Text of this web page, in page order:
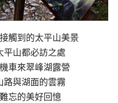
觸到的太平山美景
平山都必訪之處
車來翠峰湖露營
路與湖面的雲霧
忘的美好回憶